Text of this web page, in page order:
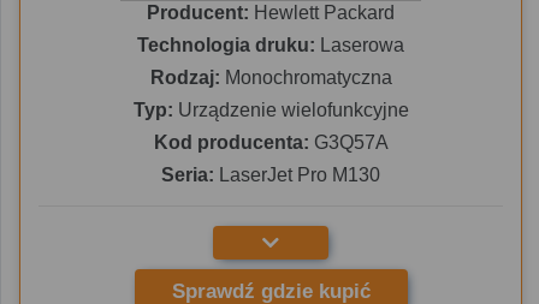
Producent: Hewlett Packard
Technologia druku: Laserowa
Rodzaj: Monochromatyczna
Typ: Urządzenie wielofunkcyjne
Kod producenta: G3Q57A
Seria: LaserJet Pro M130
Sprawdź gdzie kupić